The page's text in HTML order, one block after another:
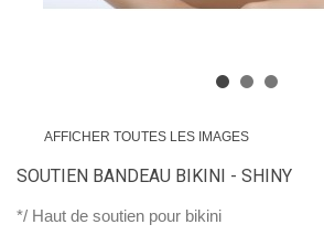
AFFICHER TOUTES LES IMAGES
SOUTIEN BANDEAU BIKINI - SHINY
*/ Haut de soutien pour bikini